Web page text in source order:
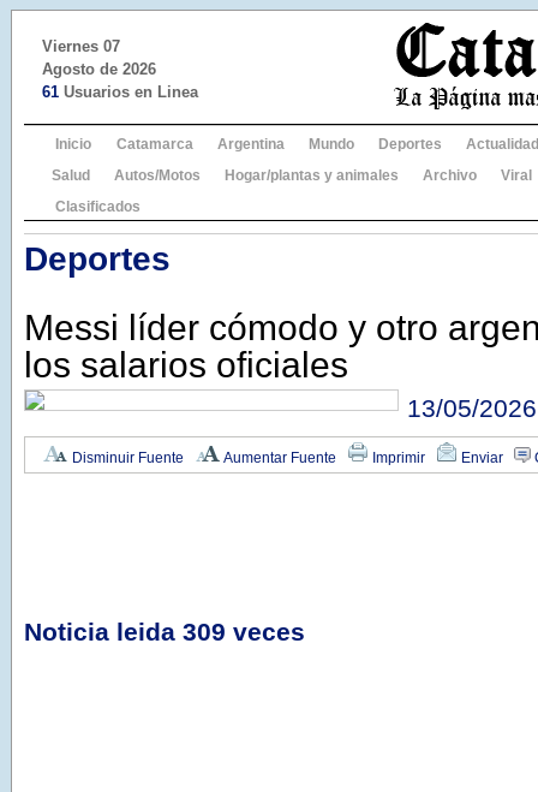
Viernes 07
Agosto de 2026
61 Usuarios en Linea
Inicio Catamarca Argentina Mundo Deportes
Actualidad
Salud
Autos/Motos Hogar/plantas y animales Archivo
Viral
Clasificados
Deportes
Messi líder cómodo y otro
los salarios oficiales
13/05/2026
Disminuir Fuente Aumentar Fuente Imprimir Enviar
Noticia leida 309 veces